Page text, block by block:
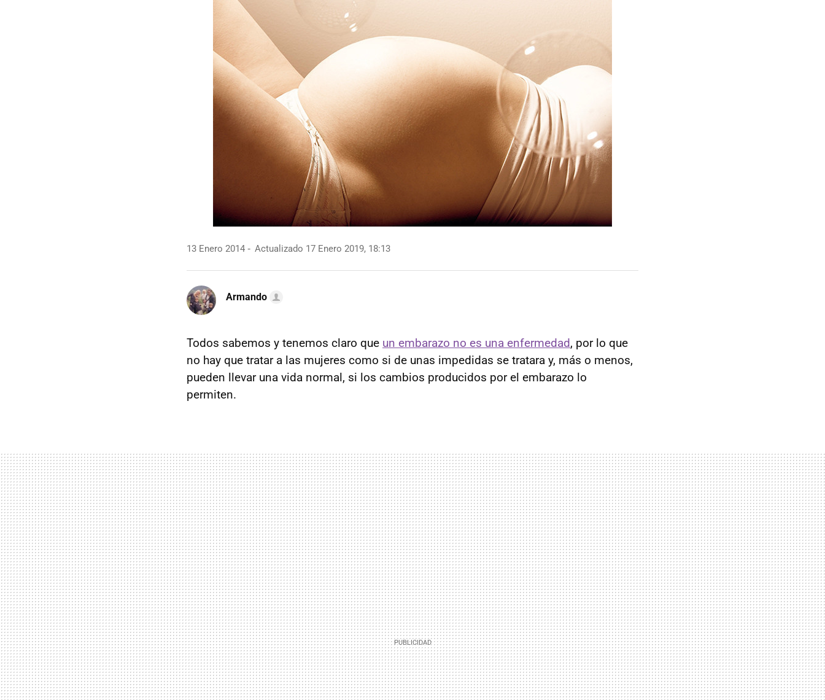
13 Enero 2014 Actualizado 17 Enero 2019, 18:13
Armando
Todos sabemos y tenemos claro que un embarazo no es una enfermedad, por lo que
no hay que tratar a las mujeres como si de unas impedidas se tratara y, más o menos,
pueden llevar una vida normal, si los cambios producidos por el embarazo lo
permiten.